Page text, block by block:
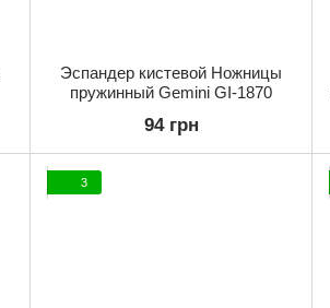
Эспандер кистевой Ножницы
пружинный Gemini GI-1870
94 грн
3